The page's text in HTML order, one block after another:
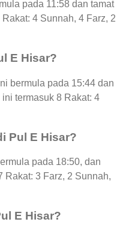
pada 11:58 dan tamat
4 Sunnah, 4 Farz, 2
E Hisar?
bermula pada 15:44 dan
termasuk 8 Rakat: 4
Pul E Hisar?
pada 18:50, dan
Rakat: 3 Farz, 2 Sunnah,
E Hisar?